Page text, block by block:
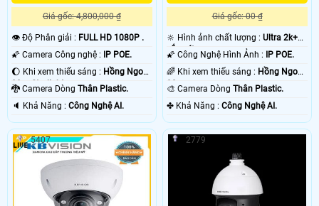
Giá gốc: 4,800,000 ₫
👁 Độ Phân giải : FULL HD 1080P .
🌠 Camera Công nghệ :
IP POE.
🌔 Khi xem thiếu sáng : Hồng Ngoại
80m Starlight.
🐉️ Camera Dòng Thân Plastic.
️🔈 Khả Năng : Công Nghệ AI.
Giá gốc: 00 ₫
🔆 Hình ảnh chất lượng :Ultra 2k+
sắc nét .
🌠 Công Nghệ Hình Ảnh :
IP POE.
🌈 Khi xem thiếu sáng : Hồng Ngoại
30m .🎨 Camera DòngThân Plastic.
️✤ Khả Năng :Công Nghệ AI.
5407 2779